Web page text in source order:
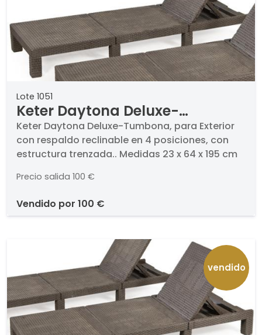
Lote 1051
Keter Daytona Deluxe-
Tumbona, para Exterior con
respaldo reclinable en 4
posiciones, con estructura
trenzada.
Keter Daytona Deluxe-Tumbona, para Exterior
con respaldo reclinable en 4 posiciones, con
estructura trenzada.. Medidas 23 x 64 x 195 cm
Precio salida 100 €
vendido por 100 €
vendido